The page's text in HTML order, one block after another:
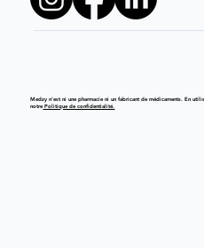
Medzy n’est ni une pharmacie ni un fabricant de médicaments. En
notrePolitique de confidentialité.